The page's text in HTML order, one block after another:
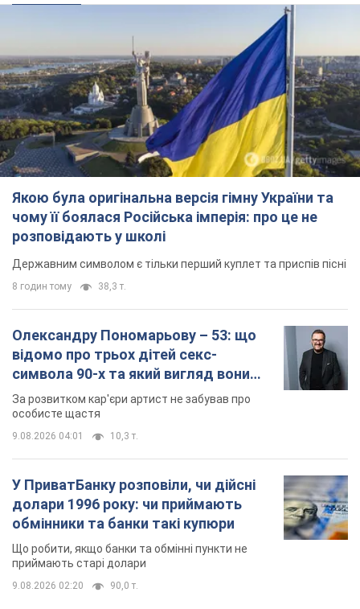
Якою була оригінальна версія гімну України та
чому її боялася Російська імперія: про це не
розповідають у школі
Державним символом є тільки перший куплет та приспів пісні
8 годин тому 38,3 т.
Олександру Пономарьову – 53: що
відомо про трьох дітей секс-
символа 90-х та який вигляд вони
мають
За розвитком кар'єри артист не забував про
особисте щастя
9.08.2026 04:01 10,3 т.
У ПриватБанку розповіли, чи дійсні
долари 1996 року: чи приймають
обмінники та банки такі купюри
Що робити, якщо банки та обмінні пункти не
приймають старі долари
9.08.2026 02:20 90,0 т.